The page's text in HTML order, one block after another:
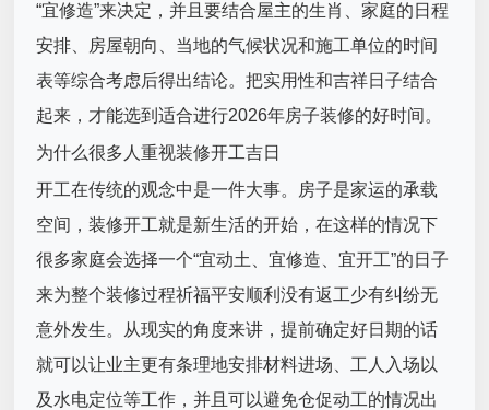
“宜修造”来决定，并且要结合屋主的生肖、家庭的日程
安排、房屋朝向、当地的气候状况和施工单位的时间
表等综合考虑后得出结论。把实用性和吉祥日子结合
起来，才能选到适合进行2026年房子装修的好时间。
为什么很多人重视装修开工吉日
开工在传统的观念中是一件大事。房子是家运的承载
空间，装修开工就是新生活的开始，在这样的情况下
很多家庭会选择一个“宜动土、宜修造、宜开工”的日子
来为整个装修过程祈福平安顺利没有返工少有纠纷无
意外发生。从现实的角度来讲，提前确定好日期的话
就可以让业主更有条理地安排材料进场、工人入场以
及水电定位等工作，并且可以避免仓促动工的情况出